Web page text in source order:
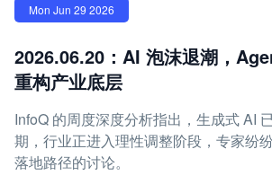
Mon Jun 29 2026
2026.06.20：AI 泡沫退潮，
重构产业底层
InfoQ 的周度深度分析指出，生成式 AI
期，行业正进入理性调整阶段，专家纷
落地路径的讨论。